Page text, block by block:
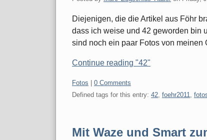
Diejenigen, die die Artikel aus Föhr
dass ich weise und 42 geworden bin
sind noch ein paar Fotos von meinen
Continue reading "42"
Categories:
Fotos
0 Comments
Defined tags for this entry: 42, foehr2011,
Mit Waze und Smart